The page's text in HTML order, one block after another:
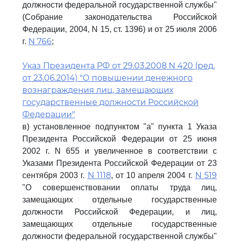
должности федеральной государственной службы"
(Собрание законодательства Российской
Федерации, 2004, N 15, ст. 1396) и от 25 июля 2006
г. N 766;
Указ Президента РФ от 29.03.2008 N 420 (ред.
от 23.06.2014) "О повышении денежного
вознаграждения лиц, замещающих
государственные должности Российской
Федерации"
в) установленное подпунктом "а" пункта 1 Указа
Президента Российской Федерации от 25 июня
2002 г. N 655 и увеличенное в соответствии с
Указами Президента Российской Федерации от 23
сентября 2003 г. N 1118, от 10 апреля 2004 г. N 519
"О совершенствовании оплаты труда лиц,
замещающих отдельные государственные
должности Российской Федерации, и лиц,
замещающих отдельные государственные
должности федеральной государственной службы"